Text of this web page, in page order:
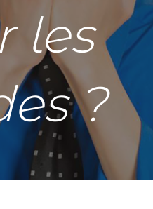
T
N
les
?